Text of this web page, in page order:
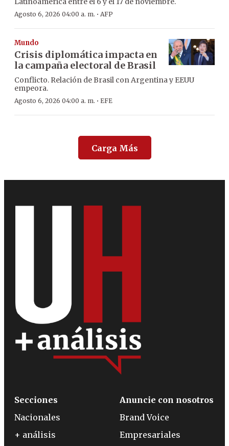
Agosto 6, 2026 04:00 a. m. · AFP
Mundo
Crisis diplomática impacta en
la campaña electoral de Brasil
Conflicto. Relación de Brasil con Argentina y EEUU
empeora.
Agosto 6, 2026 04:00 a. m. · EFE
Carga Más
Secciones
Nacionales
+ análisis
Anuncie con nosotros
Brand Voice
Empresariales